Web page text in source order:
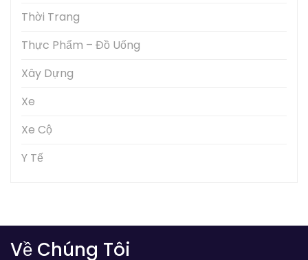
Thời Trang
Thực Phẩm – Đồ Uống
Xây Dựng
Xe
Xe Cộ
Y Tế
Về Chúng Tôi